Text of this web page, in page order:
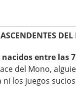
DEL
nacidos entre las
del Mono,
ni los juegos